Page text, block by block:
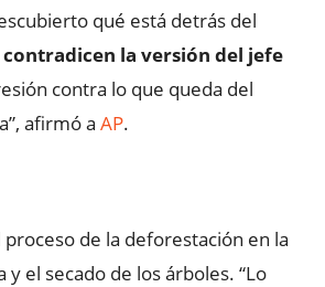
qué está detrás del
contradicen la versión del jefe
contra lo que queda del
afirmó a AP.
de la deforestación en la
el secado de los árboles. “Lo